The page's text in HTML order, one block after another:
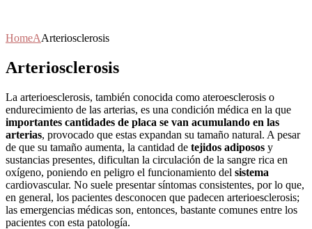
HomeAArteriosclerosis
Arteriosclerosis
La arterioesclerosis, también conocida como ateroesclerosis o
endurecimiento de las arterias, es una condición médica en la que
importantes cantidades de placa se van acumulando en las
arterias, provocado que estas expandan su tamaño natural. A pesar
de que su tamaño aumenta, la cantidad de tejidos adiposos y
sustancias presentes, dificultan la circulación de la sangre rica en
oxígeno, poniendo en peligro el funcionamiento del sistema
cardiovascular. No suele presentar síntomas consistentes, por lo que,
en general, los pacientes desconocen que padecen arterioesclerosis;
las emergencias médicas son, entonces, bastante comunes entre los
pacientes con esta patología.